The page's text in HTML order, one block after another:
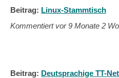
Beitrag: Linux-Stammtisch
Kommentiert vor9 Monate 2
Beitrag: Deutsprachige TT-